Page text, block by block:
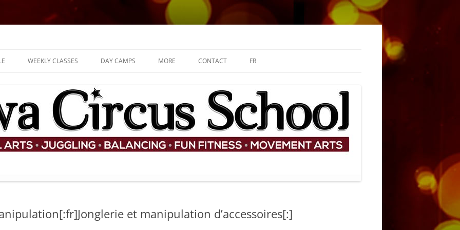
WEEKLY CLASSES
KIDS AND TEENS CLASSES
DAY CAMPS MORE
SHOP
FAQ
THE TEAM
PERFORMANCES
CONTACT FR
et manipulation d’accessoires[:]